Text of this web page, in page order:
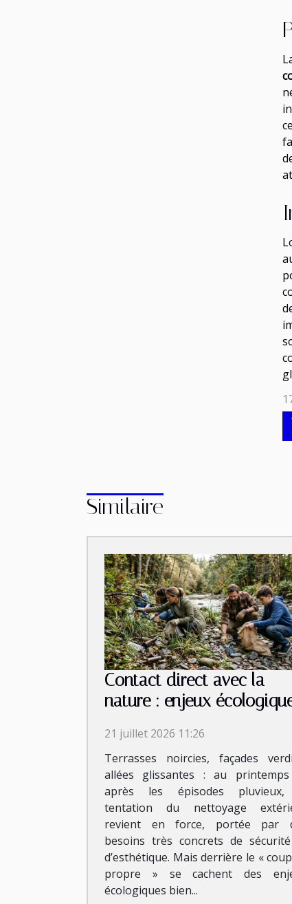
Similaire
Contact direct avec la
nature : enjeux
21 juillet 2026 11:26
Terrasses noircies, façades
allées glissantes : au
après les épisodes
tentation du nettoyage
revient en force, portée par
besoins très concrets de
d’esthétique. Mais derrière le «
propre » se cachent des
écologiques bien...